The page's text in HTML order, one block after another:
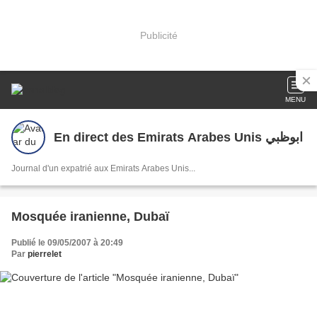
Publicité
MENU
En direct des Emirats Arabes Unis ابوظبي
Journal d'un expatrié aux Emirats Arabes Unis...
Mosquée iranienne, Dubaï
Publié le 09/05/2007 à 20:49
Par pierrelet